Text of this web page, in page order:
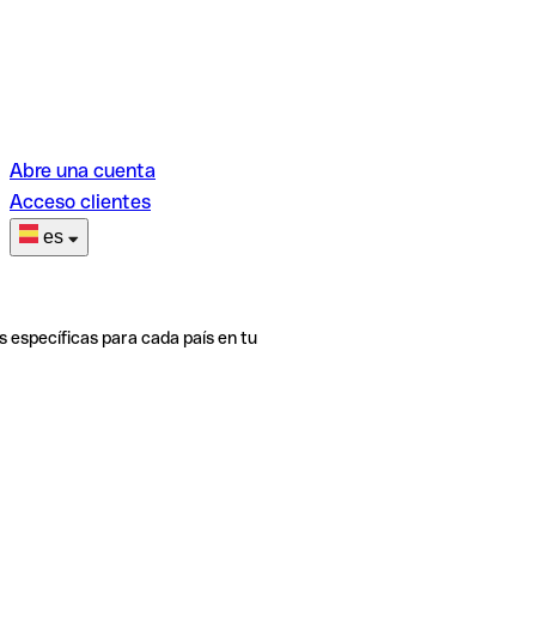
Abre una cuenta
Acceso clientes
es
específicas para cada país en tu